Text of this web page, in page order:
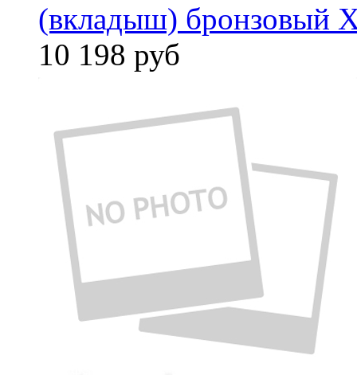
(вкладыш) бронзовый
10 198 руб